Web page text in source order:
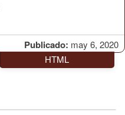
Publicado: may 6, 2020
HTML